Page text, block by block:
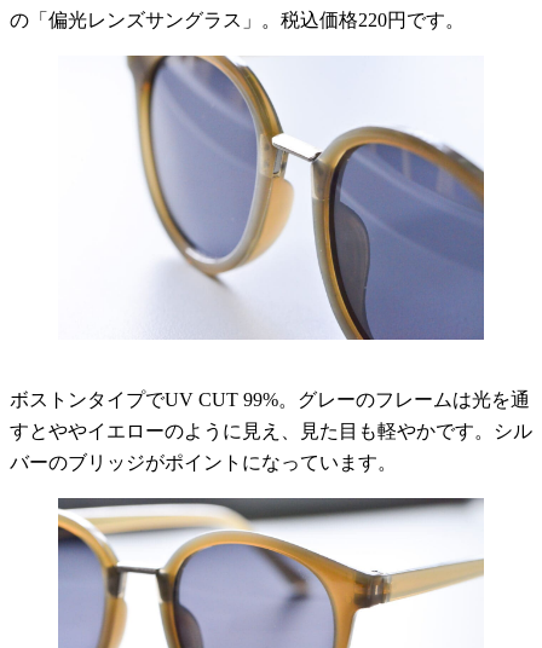
の「偏光レンズサングラス」。税込価格220円です。
ボストンタイプでUV CUT 99%。グレーのフレームは光を通
すとややイエローのように見え、見た目も軽やかです。シル
バーのブリッジがポイントになっています。